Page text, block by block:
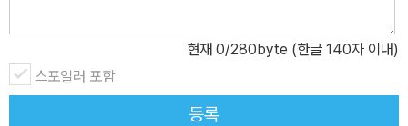
현재 0/280byte (한글 140자 이내)
스포일러 포함
등록